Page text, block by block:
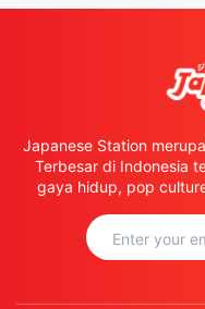
Japanese Station
Terbesar di Indonesia
gaya hidup, pop